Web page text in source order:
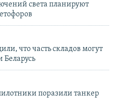
света планируют
что часть складов могут
Беларусь
поразили танкер